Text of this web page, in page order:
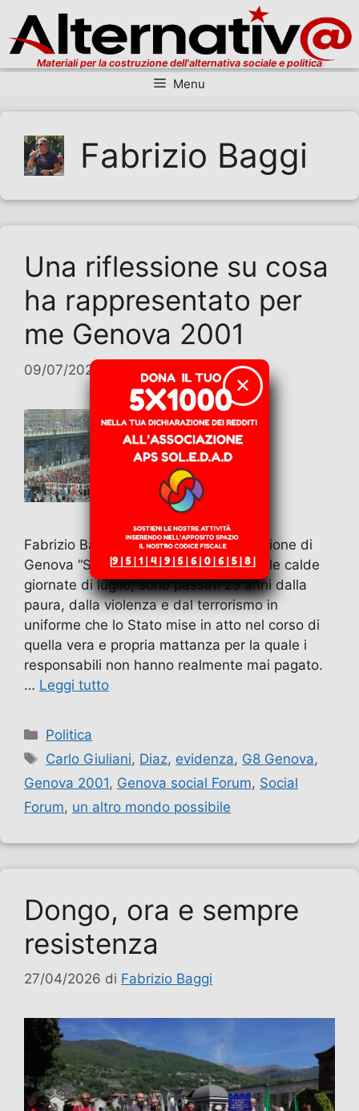
Materiali per la costruzione dell'alternativa sociale e politica
Menu
Fabrizio Baggi
Una riflessione su cosa
ha rappresentato per
me Genova 2001
09/07/2026 Fabrizio Baggi
Fabrizio Baggi, classe 1977 – Generazione di
Genova “Sono passati 25 anni da quelle calde
giornate di luglio, sono passati 25 anni dalla
paura, dalla violenza e dal terrorismo in
uniforme che lo Stato mise in atto nel corso di
quella vera e propria mattanza per la quale i
responsabili non hanno realmente mai pagato.
… Leggi tutto
Categorie
Politica
Tag
Carlo Giuliani, Diaz, evidenza, G8 Genova,
Genova 2001, Genova social Forum, Social
Forum, un altro mondo possibile
Dongo, ora e sempre
resistenza
27/04/2026 di Fabrizio Baggi
✕